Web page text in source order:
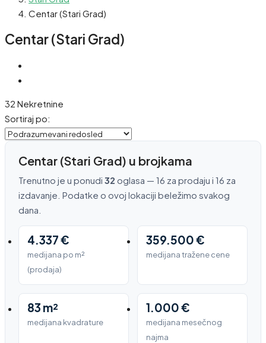
Centar (Stari Grad)
Centar (Stari Grad)
32 Nekretnine
Sortiraj po:
Centar (Stari Grad) u brojkama
Trenutno je u ponudi 32 oglasa — 16 za prodaju i 16 za
izdavanje. Podatke o ovoj lokaciji beležimo svakog
dana.
4.337 €
medijana po m²
(prodaja)
359.500 €
medijana tražene cene
83 m²
medijana kvadrature
1.000 €
medijana mesečnog
najma